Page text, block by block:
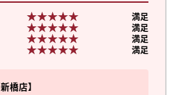
新橋店
★★★★★
★★★★★
満足
★★★★★
★★★★★
満足
★★★★★
★★★★★
満足
★★★★★
★★★★★ 満足